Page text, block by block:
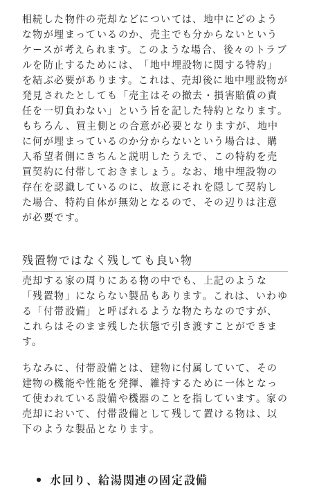
相続した物件の売却などについては、地中にどのよう
な物が埋まっているのか、売主でも分からないという
ケースが考えられます。このような場合、後々のトラブ
ルを防止するためには、「地中埋設物に関する特約」
を結ぶ必要があります。これは、売却後に地中埋設物が
発見されたとしても「売主はその撤去・損害賠償の責
任を一切負わない」という旨を記した特約となります。
もちろん、買主側との合意が必要となりますが、地中
に何が埋まっているのか分からないという場合は、購
入希望者側にきちんと説明したうえで、この特約を売
買契約に付帯しておきましょう。なお、地中埋設物の
存在を認識しているのに、故意にそれを隠して契約し
た場合、特約自体が無効となるので、その辺りは注意
が必要です。
残置物ではなく残しても良い物
売却する家の周りにある物の中でも、上記のような
「残置物」にならない製品もあります。これは、いわゆ
る「付帯設備」と呼ばれるような物たちなのですが、
これらはそのまま残した状態で引き渡すことができま
す。
ちなみに、付帯設備とは、建物に付属していて、その
建物の機能や性能を発揮、維持するために一体となっ
て使われている設備や機器のことを指しています。家の
売却において、付帯設備として残して置ける物は、以
下のような製品となります。
水回り、給湯関連の固定設備